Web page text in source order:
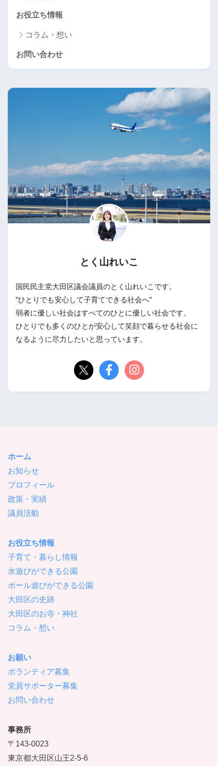
お役立ち情報
コラム・想い
お問い合わせ
とく山れいこ
国民民主党大田区議会議員のとく山れいこです。
”ひとりでも安心して子育てできる社会へ”
弱者に優しい社会はすべてのひとに優しい社会です。
ひとりでも多くのひとが安心して笑顔で暮らせる社会に
なるように尽力したいと思っています。
ホーム
お知らせ
プロフィール
政策・実績
議員活動
お役立ち情報
子育て・暮らし情報
水遊びができる公園
ボール遊びができる公園
大田区の史跡
大田区のお寺・神社
コラム・想い
お願い
ボランティア募集
党員サポーター募集
お問い合わせ
事務所
〒143-0023
東京都大田区山王2-5-6